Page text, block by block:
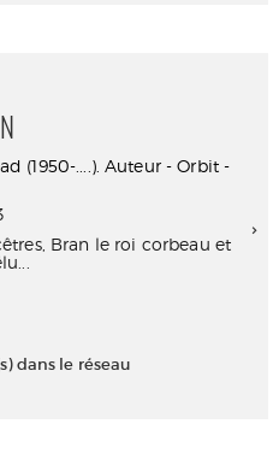
(1950-....). Auteur - Orbit -
Bran le roi corbeau et
dans le réseau